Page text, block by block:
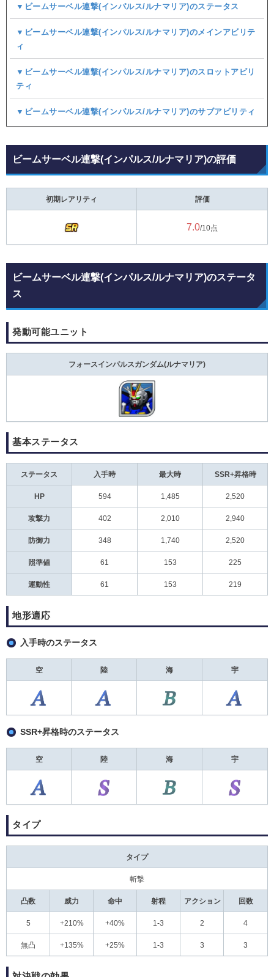
▼ビームサーベル連撃(インパルス/ルナマリア)のステータス
▼ビームサーベル連撃(インパルス/ルナマリア)のメインアビリテ
ィ
▼ビームサーベル連撃(インパルス/ルナマリア)のスロットアビリ
ティ
▼ビームサーベル連撃(インパルス/ルナマリア)のサブアビリティ
ビームサーベル連撃(インパルス/ルナマリア)の評価
初期レアリティ 評価
7.0/10点
ビームサーベル連撃(インパルス/ルナマリア)のステータ
ス
発動可能ユニット
フォースインパルスガンダム(ルナマリア)
基本ステータス
ステータス 入手時 最大時 SSR+昇格時
HP 594 1,485 2,520
攻撃力 402 2,010 2,940
防御力 348 1,740 2,520
照準値 61 153 225
運動性 61 153 219
地形適応
入手時のステータス
空 陸 海 宇
SSR+昇格時のステータス
空 陸 海 宇
タイプ
タイプ
斬撃
凸数 威力 命中 射程 アクション 回数
5 +210% +40% 1-3 2 4
無凸 +135% +25% 1-3 3 3